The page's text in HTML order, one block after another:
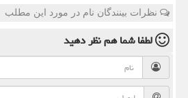
نظرات بینندگان نام در مورد این مطلب
لطفا شما همنظر دهید